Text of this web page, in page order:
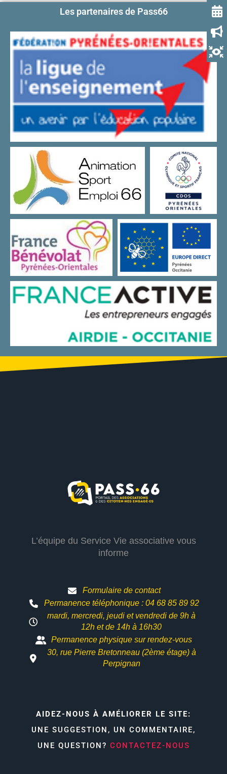
Les partenaires de Pass66
L’équipe du Service Vie associative vous
informe
Formulaire de contact
Permanence téléphonique : 04 68 85 89 92
mardi, mercredi, jeudi et vendredi de 9h à
12h etde 14h à 16h30
Permanence physique sur rendez-vous
30, rue Pierre Bretonneau (2ème étage) à
Perpignan
AIDEZ-NOUS À AMÉLIORER LE SITE:
UNE SUGGESTION, UN COMMENTAIRE,
UNE QUESTION? CONTACTEZ-NOUS